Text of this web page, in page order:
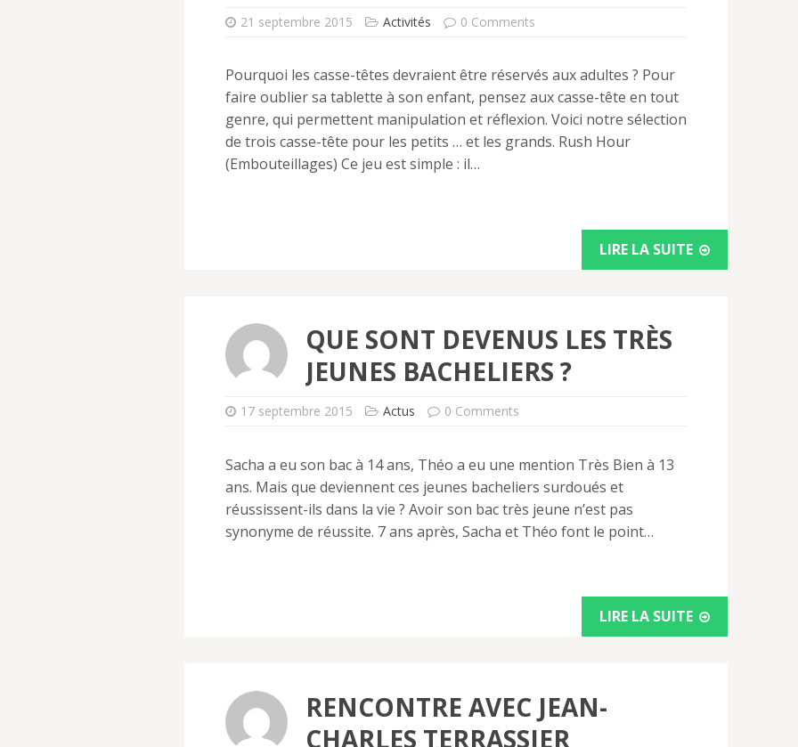
21 septembre 2015 Activités 0 Comments
Pourquoi les casse-têtes devraient être réservés aux adultes ? Pour
faire oublier sa tablette à son enfant, pensez aux casse-tête en tout
genre, qui permettent manipulation et réflexion. Voici notre sélection
de trois casse-tête pour les petits … et les grands. Rush Hour
(Embouteillages) Ce jeu est simple : il…
LIRE LA SUITE
QUE SONT DEVENUS LES TRÈS
JEUNES BACHELIERS ?
17 septembre 2015 Actus 0 Comments
Sacha a eu son bac à 14 ans, Théo a eu une mention Très Bien à 13
ans. Mais que deviennent ces jeunes bacheliers surdoués et
réussissent-ils dans la vie ? Avoir son bac très jeune n’est pas
synonyme de réussite. 7 ans après, Sacha et Théo font le point…
LIRE LA SUITE
RENCONTRE AVEC JEAN-
CHARLES TERRASSIER